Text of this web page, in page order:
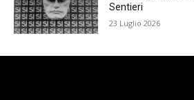
Sentieri
23 Luglio 2026